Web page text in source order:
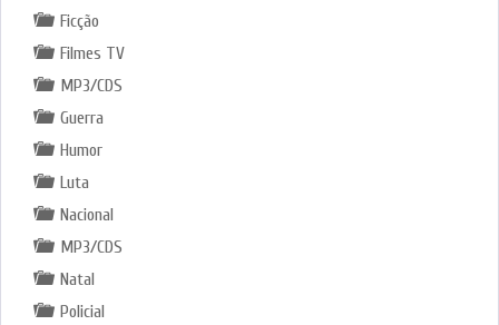
Ficção
Filmes TV
MP3/CDS
Guerra
Humor
Luta
Nacional
MP3/CDS
Natal
Policial